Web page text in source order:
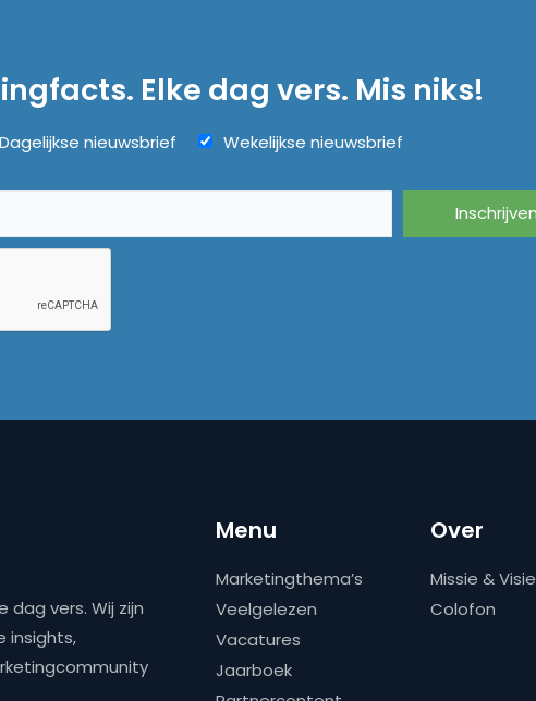
Elke dag vers. Mis niks!
Dagelijkse nieuwsbrief Wekelijkse nieuwsbrief
vers. Wij zijn
insights,
Menu
Marketingthema’s
Veelgelezen
Vacatures
Jaarboek
Over
Missie & Visie
Colofon